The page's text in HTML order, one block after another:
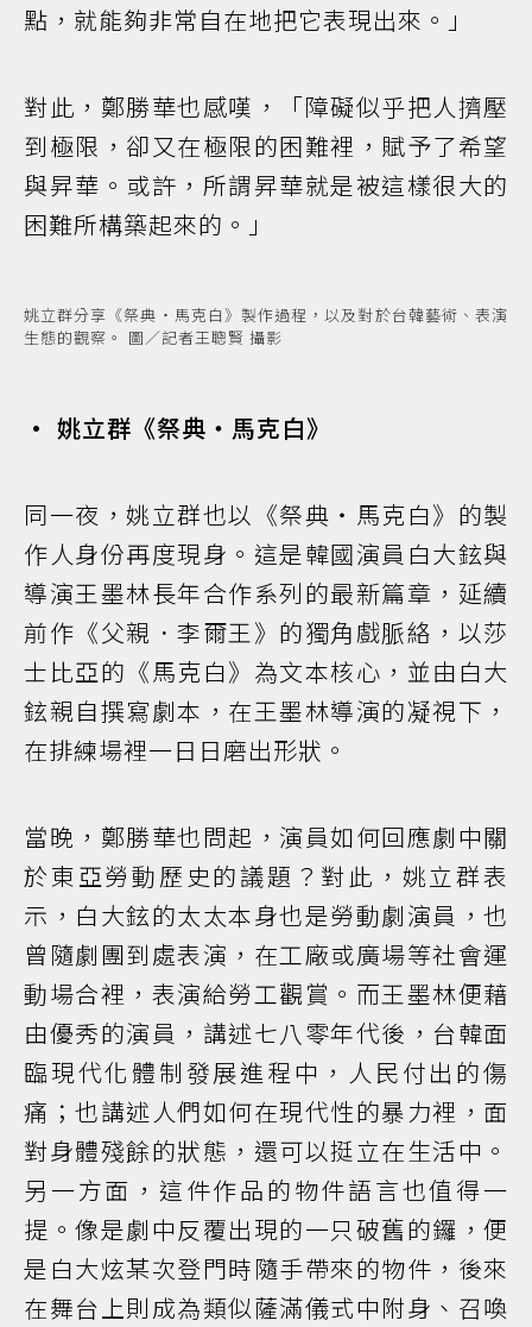
點，就能夠非常自在地把它表現出來。」
對此，鄭勝華也感嘆，「障礙似乎把人擠壓
到極限，卻又在極限的困難裡，賦予了希望
與昇華。或許，所謂昇華就是被這樣很大的
困難所構築起來的。」
姚立群分享《祭典・馬克白》製作過程，以及對於台韓藝術、表演
生態的觀察。 圖／記者王聰賢 攝影
• 姚立群《祭典・馬克白》
同一夜，姚立群也以《祭典・馬克白》的製
作人身份再度現身。這是韓國演員白大鉉與
導演王墨林長年合作系列的最新篇章，延續
前作《父親．李爾王》的獨角戲脈絡，以莎
士比亞的《馬克白》為文本核心，並由白大
鉉親自撰寫劇本，在王墨林導演的凝視下，
在排練場裡一日日磨出形狀。
當晚，鄭勝華也問起，演員如何回應劇中關
於東亞勞動歷史的議題？對此，姚立群表
示，白大鉉的太太本身也是勞動劇演員，也
曾隨劇團到處表演，在工廠或廣場等社會運
動場合裡，表演給勞工觀賞。而王墨林便藉
由優秀的演員，講述七八零年代後，台韓面
臨現代化體制發展進程中，人民付出的傷
痛；也講述人們如何在現代性的暴力裡，面
對身體殘餘的狀態，還可以挺立在生活中。
另一方面，這件作品的物件語言也值得一
提。像是劇中反覆出現的一只破舊的鑼，便
是白大炫某次登門時隨手帶來的物件，後來
在舞台上則成為類似薩滿儀式中附身、召喚